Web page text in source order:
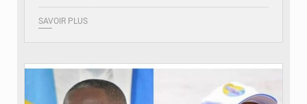
SAVOIR PLUS